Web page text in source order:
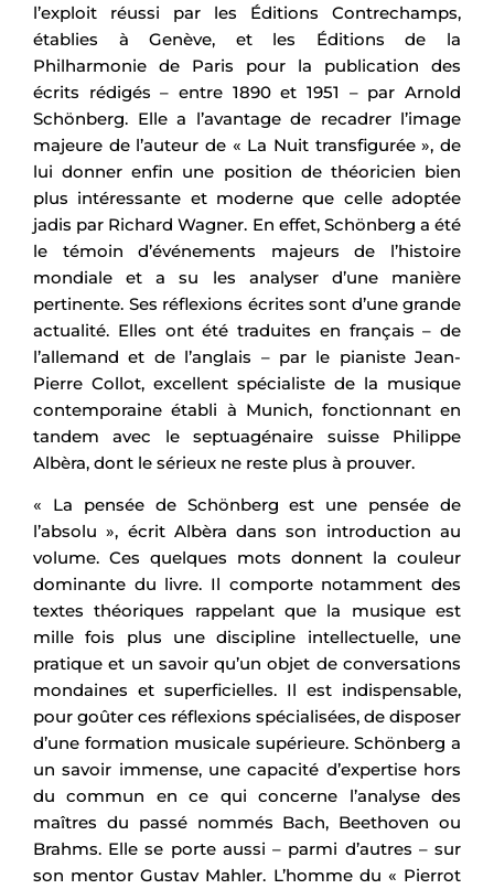
l’exploit réussi par les Éditions Contrechamps,
établies à Genève, et les Éditions de la
Philharmonie de Paris pour la publication des
écrits rédigés – entre 1890 et 1951 – par Arnold
Schönberg. Elle a l’avantage de recadrer l’image
majeure de l’auteur de « La Nuit transfigurée », de
lui donner enfin une position de théoricien bien
plus intéressante et moderne que celle adoptée
jadis par Richard Wagner. En effet, Schönberg a été
le témoin d’événements majeurs de l’histoire
mondiale et a su les analyser d’une manière
pertinente. Ses réflexions écrites sont d’une grande
actualité. Elles ont été traduites en français – de
l’allemand et de l’anglais – par le pianiste Jean-
Pierre Collot, excellent spécialiste de la musique
contemporaine établi à Munich, fonctionnant en
tandem avec le septuagénaire suisse Philippe
Albèra, dont le sérieux ne reste plus à prouver.
« La pensée de Schönberg est une pensée de
l’absolu », écrit Albèra dans son introduction au
volume. Ces quelques mots donnent la couleur
dominante du livre. Il comporte notamment des
textes théoriques rappelant que la musique est
mille fois plus une discipline intellectuelle, une
pratique et un savoir qu’un objet de conversations
mondaines et superficielles. Il est indispensable,
pour goûter ces réflexions spécialisées, de disposer
d’une formation musicale supérieure. Schönberg a
un savoir immense, une capacité d’expertise hors
du commun en ce qui concerne l’analyse des
maîtres du passé nommés Bach, Beethoven ou
Brahms. Elle se porte aussi – parmi d’autres – sur
son mentor Gustav Mahler. L’homme du « Pierrot